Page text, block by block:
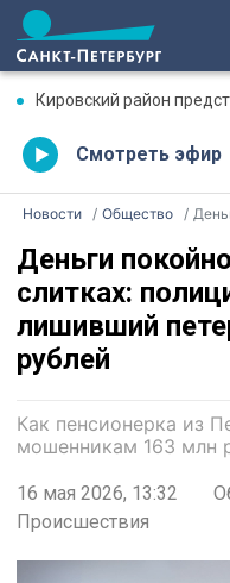
Кировский район представил свои
Смотреть эфир
Новости Общество Деньги
Деньги
слитках:
лишивший
рублей
Как пенсионерка из
мошенникам 163 млн
16 мая 2026, 13:32
Происшествия